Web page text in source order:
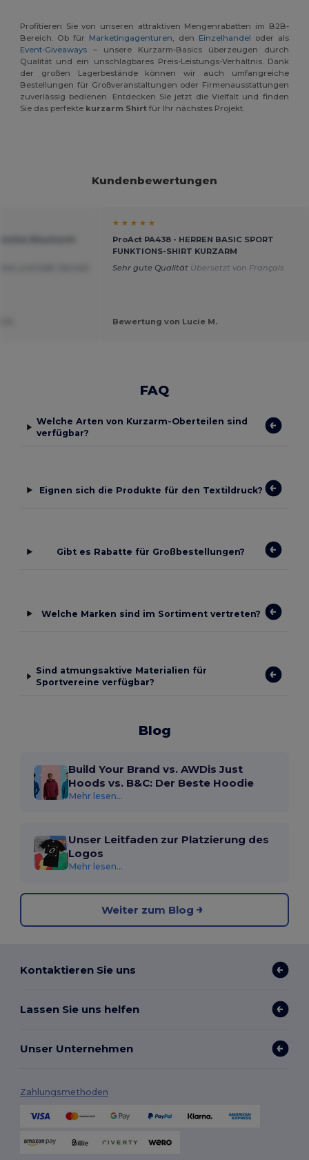
Profitieren Sie von unseren attraktiven Mengenrabatten im B2B-
Bereich. Ob für Marketingagenturen, den Einzelhandel oder als
Event-Giveaways – unsere Kurzarm-Basics überzeugen durch
Qualität und ein unschlagbares Preis-Leistungs-Verhältnis. Dank
der großen Lagerbestände können wir auch umfangreiche
Bestellungen für Großveranstaltungen oder Firmenausstattungen
zuverlässig bedienen. Entdecken Sie jetzt die Vielfalt und finden
Sie das perfekte kurzarm Shirt für Ihr nächstes Projekt.
Kundenbewertungen
★ ★ ★ ★ ★
ProAct PA438 - HERREN BASIC SPORT
FUNKTIONS-SHIRT KURZARM
Sehr gute Qualität Übersetzt von Français
Bewertung von Lucie M.
FAQ
Welche Arten von Kurzarm-Oberteilen sind
verfügbar?
Eignen sich die Produkte für den Textildruck?
Gibt es Rabatte für Großbestellungen?
Welche Marken sind im Sortiment vertreten?
Sind atmungsaktive Materialien für
Sportvereine verfügbar?
Blog
Build Your Brand vs. AWDis Just
Hoods vs. B&C: Der Beste Hoodie
Mehr lesen...
Unser Leitfaden zur Platzierung des
Logos
Mehr lesen...
Weiter zum Blog
Kontaktieren Sie uns
Lassen Sie uns helfen
Unser Unternehmen
Zahlungsmethoden